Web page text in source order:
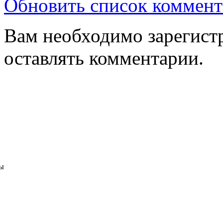
Обновить список
Вам необходимо
оставлять комментарии.